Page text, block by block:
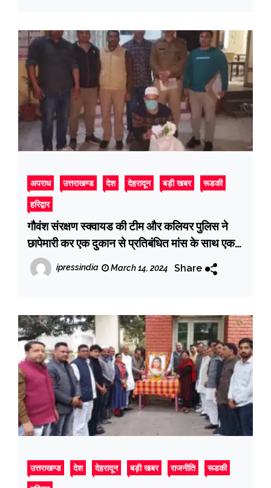
अपराध उत्तराखण्ड देश देहरादून बड़ी खबर रूडकी
हरिद्वार
गौवंश संरक्षण स्क्वायड की टीम और कलियर पुलिस ने
छापेमारी कर एक दुकान से प्रतिबंधित मांस के साथ एक
आरोपी को किया गिरफ्तार
ipressindia March 14, 2024 Share
उत्तराखण्ड देश देहरादून बड़ी खबर राजनीति रूडकी